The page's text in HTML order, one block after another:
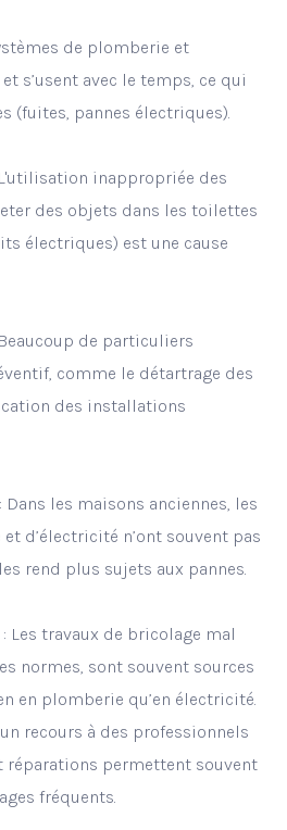
de plomberie et
s’usent avec le temps, ce qui
(fuites, pannes électriques).
inappropriée des
des objets dans les toilettes
électriques) est une cause
de particuliers
comme le détartrage des
des installations
les maisons anciennes, les
d’électricité n’ont souvent pas
rend plus sujets aux pannes.
Les travaux de bricolage mal
normes, sont souvent sources
en plomberie qu’en électricité.
recours à des professionnels
permettent souvent
fréquents.